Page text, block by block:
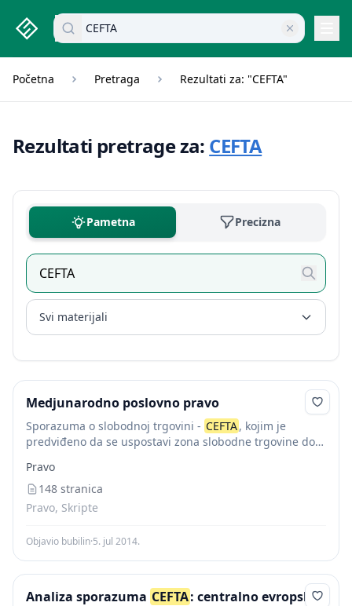
studenti.rs home page
Pretraži dokumente
Početna Pretraga Rezultati za: "CEFTA"
Rezultati pretrage za: CEFTA
Pametna Precizna
Svi materijali
Medjunarodno poslovno pravo
Sporazuma o slobodnoj trgovini - CEFTA, kojim je
predviđeno da se uspostavi zona slobodne trgovine do
i u što većoj meri korišćenje...
Pravo
148 stranica
Pravo, Skripte
Objavio bubilin·5. jul 2014.
Analiza sporazuma CEFTA: centralno evropska